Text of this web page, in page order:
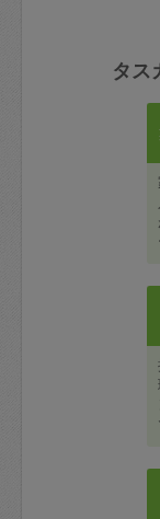
タス